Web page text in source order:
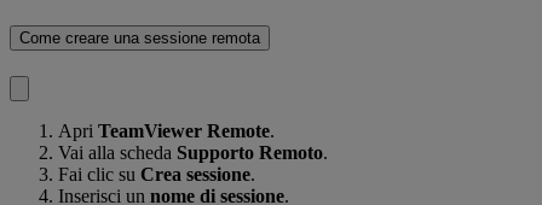
Come creare una sessione remota
Apri TeamViewer Remote.
Vai alla scheda Supporto Remoto.
Fai clic su Crea sessione.
Inserisci un nome di sessione.